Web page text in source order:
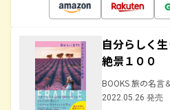
自分らしく
絶景１００
BOOKS 旅の名言
2022.05.26 発売